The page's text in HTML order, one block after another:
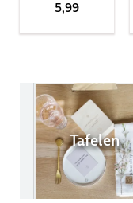
5,99
Tafelen